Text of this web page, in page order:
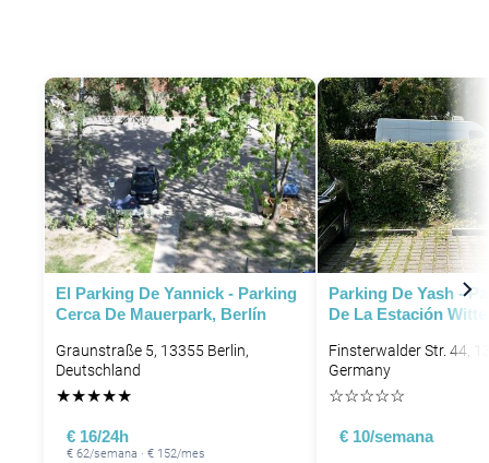
El Parking De Yannick - Parking
Cerca De Mauerpark, Berlín
Graunstraße 5, 13355 Berlin,
Deutschland
★★★★★
€ 16/24h
€ 62/semana · € 152/mes
Parking De Yash -
De La Estación
Finsterwalder Str. 44,
Germany
☆☆☆☆☆
€ 10/semana